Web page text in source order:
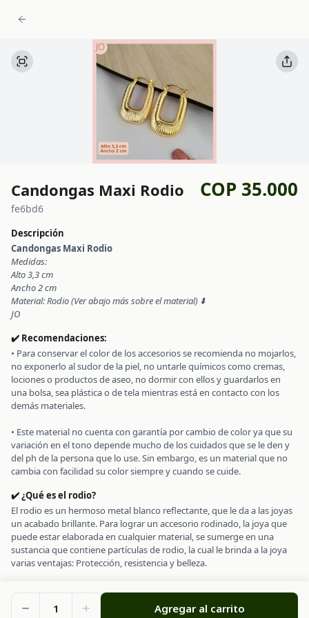
Candongas Maxi Rodio COP 35.000
fe6bd6
Descripción
Candongas Maxi Rodio
Medidas:
Alto 3,3 cm
Ancho 2 cm
Material: Rodio (Ver abajo más sobre el material) ⬇️
JO
✔️ Recomendaciones:
• Para conservar el color de los accesorios se recomienda no mojarlos,
no exponerlo al sudor de la piel, no untarle químicos como cremas,
lociones o productos de aseo, no dormir con ellos y guardarlos en
una bolsa, sea plástica o de tela mientras está en contacto con los
demás materiales.
• Este material no cuenta con garantía por cambio de color ya que su
variación en el tono depende mucho de los cuidados que se le den y
del ph de la persona que lo use. Sin embargo, es un material que no
✔️ ¿Qué es el rodio?
El rodio es un hermoso metal blanco reflectante, que le da a las joyas
un acabado brillante. Para lograr un accesorio rodinado, la joya que
puede estar elaborada en cualquier material, se sumerge en una
sustancia que contiene partículas de rodio, la cual le brinda a la joya
varias ventajas: Protección, resistencia y belleza.
1 Agregar al carrito